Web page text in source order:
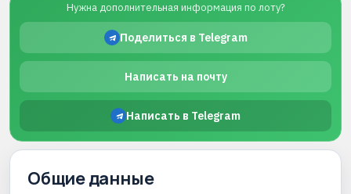
Нужна дополнительная информация по лоту?
Поделиться в Telegram
Написать на почту
Написать в Telegram
Общие данные